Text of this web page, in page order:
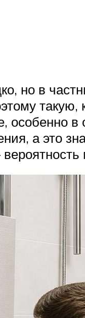
но в
особенно
а это